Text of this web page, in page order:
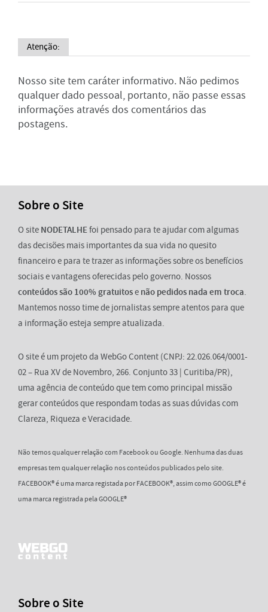
Atenção:
Nosso site tem caráter informativo. Não pedimos
qualquer dado pessoal, portanto, não passe essas
informações através dos comentários das
postagens.
Sobre o Site
O site NODETALHEfoi pensado para te ajudar com algumas
das decisões mais importantes da sua vida no quesito
financeiro e para te trazer as informações sobre os benefícios
sociais e vantagens oferecidas pelo governo. Nossos
conteúdos são 100% gratuitose não pedidos nada em troca.
Mantemos nosso time de jornalistas sempre atentos para que
a informação esteja sempre atualizada.
O site é um projeto da WebGo Content (CNPJ: 22.026.064/0001-
02 – Rua XV de Novembro, 266. Conjunto 33 | Curitiba/PR),
uma agência de conteúdo que tem como principal missão
gerar conteúdos que respondam todas as suas dúvidas com
Clareza, Riqueza e Veracidade.
Não temos qualquer relação com Facebook ou Google. Nenhuma das duas
empresas tem qualquer relação nos conteúdos publicados pelo site.
FACEBOOK® é uma marca registada por FACEBOOK®, assim como GOOGLE® é
uma marca registrada pela GOOGLE®
Sobre o Site